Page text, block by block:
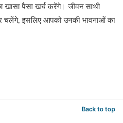
खासा पैसा खर्च करेंगे। जीवन साथी
इसलिए आपको उनकी भावनाओं का
Back to top